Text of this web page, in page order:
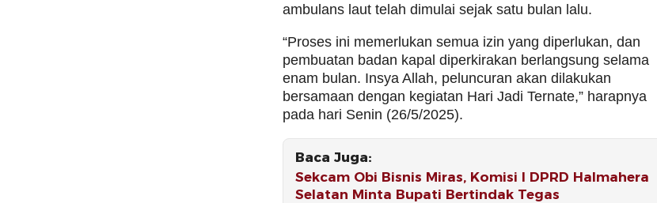
ambulans laut telah dimulai sejak satu bulan lalu.
“Proses ini memerlukan semua izin yang diperlukan, dan
pembuatan badan kapal diperkirakan berlangsung selama
enam bulan. Insya Allah, peluncuran akan dilakukan
bersamaan dengan kegiatan Hari Jadi Ternate,” harapnya
pada hari Senin (26/5/2025).
Baca Juga:
Sekcam Obi Bisnis Miras, Komisi I DPRD Halmahera
Selatan Minta Bupati Bertindak Tegas